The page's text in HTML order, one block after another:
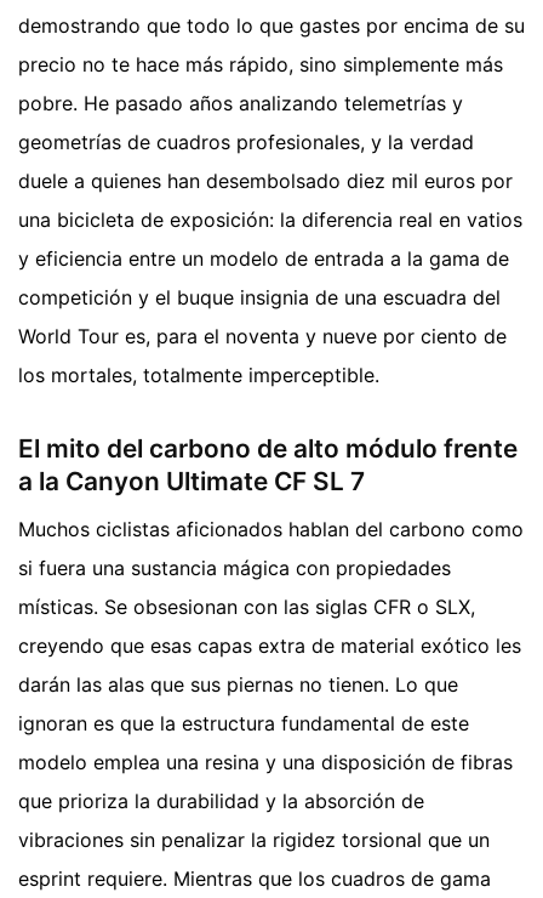
demostrando que todo lo que gastes por encima de su
precio no te hace más rápido, sino simplemente más
pobre. He pasado años analizando telemetrías y
geometrías de cuadros profesionales, y la verdad
duele a quienes han desembolsado diez mil euros por
una bicicleta de exposición: la diferencia real en vatios
y eficiencia entre un modelo de entrada a la gama de
competición y el buque insignia de una escuadra del
World Tour es, para el noventa y nueve por ciento de
los mortales, totalmente imperceptible.
El mito del carbono de alto módulo frente
a la Canyon Ultimate CF SL 7
Muchos ciclistas aficionados hablan del carbono como
si fuera una sustancia mágica con propiedades
místicas. Se obsesionan con las siglas CFR o SLX,
creyendo que esas capas extra de material exótico les
darán las alas que sus piernas no tienen. Lo que
ignoran es que la estructura fundamental de este
modelo emplea una resina y una disposición de fibras
que prioriza la durabilidad y la absorción de
vibraciones sin penalizar la rigidez torsional que un
esprint requiere. Mientras que los cuadros de gama